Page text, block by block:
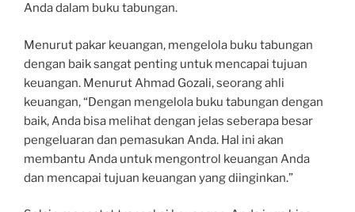
Anda dalam buku tabungan.
Menurut pakar keuangan, mengelola buku tabungan
dengan baik sangat penting untuk mencapai tujuan
keuangan. Menurut Ahmad Gozali, seorang ahli
keuangan, “Dengan mengelola buku tabungan dengan
baik, Anda bisa melihat dengan jelas seberapa besar
pengeluaran dan pemasukan Anda. Hal ini akan
membantu Anda untuk mengontrol keuangan Anda
dan mencapai tujuan keuangan yang diinginkan.”